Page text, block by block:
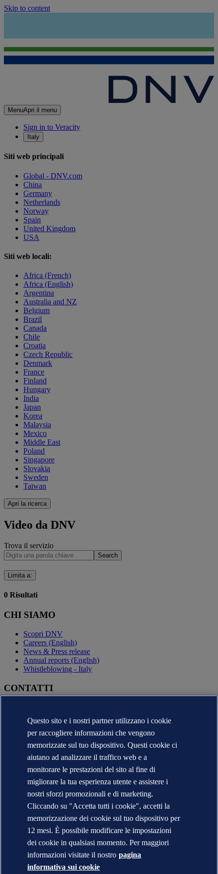
Skip to content
MenuApri il menu
Sign in to Veracity
Italy
Siti web principali
Global - DNV.com
China
Germany
Netherlands
Norway
Spain
United Kingdom
USA
Siti web locali:
Africa (French)
Africa (English)
Argentina
Australia and NZ
Belgium
Brazil
Canada
Chile
Croatia
Czech Republic
Denmark
France
Finland
Hungary
India
Japan
Korea
Malaysia
Mexico
Middle East
Poland
Singapore
Slovakia
Sweden
Taiwan
Apri la ricerca
Video da DNV
Trova il servizio
Search
Limita a:
0 Risultati
CHI SIAMO
Scopri DNV
Careers (English)
News & Press release
Annual reports (English)
Whistleblowing - Italy
CONTATTI
Contatti per la stampa
Segnalazioni e Reclami
Cambio Ragione Sociale
indirizzo posta certificata
Veracity (English)
Informativa sulla privacy
Condizioni d'uso
Copyright © DNV 2026
DNV* in Italia - Ragioni Sociali e Partite I.V.A.
Informazioni sui cookies
Questo sito e i nostri partner utilizzano i cookie
per raccogliere informazioni che vengono
memorizzate sul tuo dispositivo. Questi cookie ci
aiutano ad analizzare il traffico web e a
monitorare le prestazioni del sito al fine di
migliorare la tua esperienza utente e assistere i
nostri sforzi promozionali e di marketing.
Cliccando su "Accetta tutti i cookie", accetti la
memorizzazione dei cookie sul tuo dispositivo per
12 mesi. È possibile modificare le impostazioni
dei cookie in qualsiasi momento. Per maggiori
informazioni visitate il nostro pagina
informativa sui cookie